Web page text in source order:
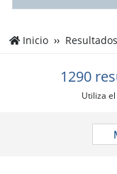
Inicio
1290
Utiliza